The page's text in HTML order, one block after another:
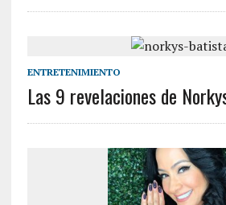
ENTRETENIMIENTO
Las 9 revelaciones de